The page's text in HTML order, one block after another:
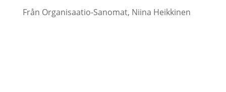
Från Organisaatio-Sanomat, Niina Heikkinen